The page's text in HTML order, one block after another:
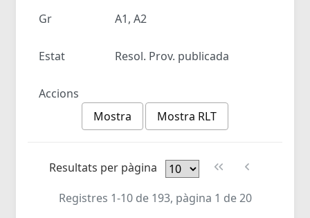
Gr A1, A2
Estat Resol. Prov. publicada
Accions
Mostra
Mostra RLT
Resultats per pàgina
Registres 1-10 de 193, pàgina 1 de 20